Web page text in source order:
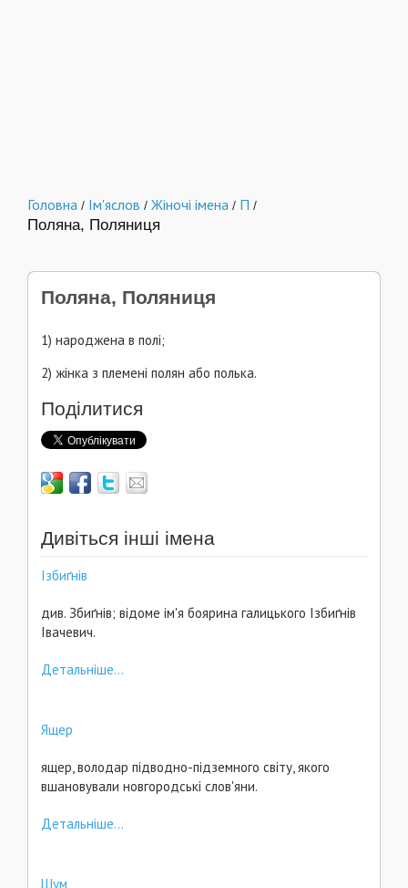
Головна / Ім'яслов / Жіночі імена / П /
Поляна, Поляниця
Поляна, Поляниця
1) народжена в полі;
2) жінка з племені полян або полька.
Поділитися
Дивіться інші імена
Ізбиґнів
див. Збиґнів; відоме ім'я боярина галицького Ізбиґнів
Івачевич.
Детальніше...
Ящер
ящер, володар підводно-підземного світу, якого
вшановували новгородські слов'яни.
Детальніше...
Шум